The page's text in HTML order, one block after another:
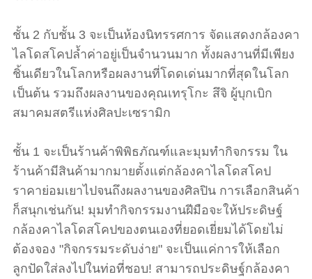
ชั้น 2 กับชั้น 3 จะเป็นห้องนิทรรศการ จัดแสดงกล้องคา
ไลโดสโคปล้ำค่าอยู่เป็นจำนวนมาก ทั้งผลงานที่มีเพียง
ชิ้นเดียวในโลกหรือผลงานที่โดดเด่นมากที่สุดในโลก
เป็นต้น รวมถึงผลงานของคุณเทรุโกะ สึจิ ผู้บุกเบิก
สมาคมสตรีแห่งศิลปะเซรามิก
ชั้น 1 จะเป็นร้านค้าพิพิธภัณฑ์และมุมทำกิจกรรม ใน
ร้านค้ามีสินค้ามากมายตั้งแต่กล้องคาไลโดสโคป
ราคาย่อมเยาไปจนถึงผลงานของศิลปิน การเลือกสินค้า
ก็สนุกเช่นกัน! มุมทำกิจกรรมงานฝีมือจะให้ประดิษฐ์
กล้องคาไลโดสโคปของตนเองที่ยอดเยี่ยมได้โดยไม่
ต้องจอง "กิจกรรมระดับง่าย" จะเป็นแค่การให้เลือก
ลูกปัดใส่ลงไปในท่อที่ชอบ! สามารถประดิษฐ์กล้องคา